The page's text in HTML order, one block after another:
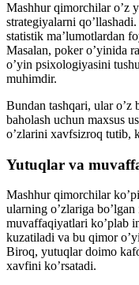
Mashhur qimorchilar o’z
strategiyalarni
statistik ma’lumotlardan
Masalan, poker o’yinida
o’yin psixologiyasini
muhimdir.
Bundan tashqari, ular o’z
baholash uchun maxsus
o’zlarini xavfsizroq tutib,
Yutuqlar va
Mashhur qimorchilar
ularning o’zlariga
muvaffaqiyatlari ko’plab
kuzatiladi va bu qimor
Biroq, yutuqlar doimo
xavfini ko’rsatadi.